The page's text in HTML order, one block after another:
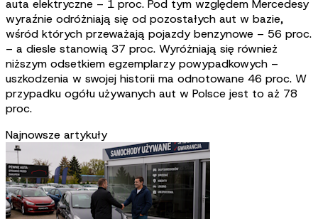
auta elektryczne – 1 proc. Pod tym względem Mercedesy
wyraźnie odróżniają się od pozostałych aut w bazie,
wśród których przeważają pojazdy benzynowe – 56 proc.
– a diesle stanowią 37 proc. Wyróżniają się również
niższym odsetkiem egzemplarzy powypadkowych –
uszkodzenia w swojej historii ma odnotowane 46 proc. W
przypadku ogółu używanych aut w Polsce jest to aż 78
proc.
Najnowsze artykuły